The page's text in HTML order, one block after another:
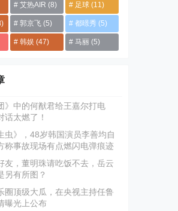
艾热AIR (8) 足球(11)
郭京飞(5) 都暻秀 (5)
韩娱 (47) 马丽(5)
》中的何猷君给王嘉尔打电
话太燃了！
虫》，48岁韩国演员李善均自
称事故现场有点燃闪电弹痕迹
友，董明珠请吃饭不去，岳云
另有所图？
圈顶级大瓜，在央视主持任鲁
曝光上公布